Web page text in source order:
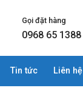
Gọi đặt hàng
0968 65 1388
Tin tức Liên hệ